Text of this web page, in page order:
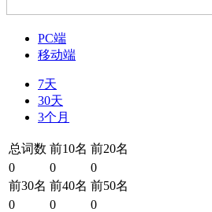
PC端
移动端
7天
30天
3个月
总词数 前10名 前20名
0
0
0
前30名 前40名 前50名
0
0 0